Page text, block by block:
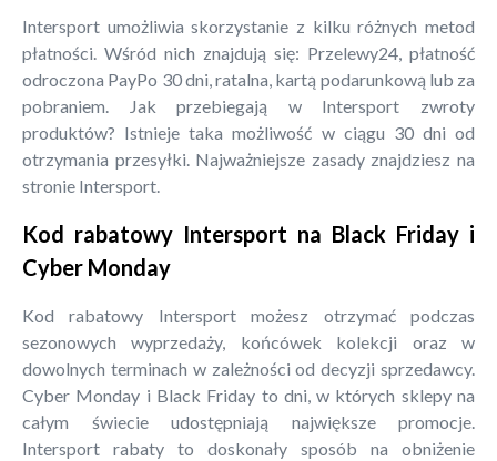
Intersport umożliwia skorzystanie z kilku różnych metod
płatności. Wśród nich znajdują się: Przelewy24, płatność
odroczona PayPo 30 dni, ratalna, kartą podarunkową lub za
pobraniem. Jak przebiegają w Intersport zwroty
produktów? Istnieje taka możliwość w ciągu 30 dni od
otrzymania przesyłki. Najważniejsze zasady znajdziesz na
stronie Intersport.
Kod rabatowy Intersport na Black Friday i
Cyber Monday
Kod rabatowy Intersport możesz otrzymać podczas
sezonowych wyprzedaży, końcówek kolekcji oraz w
dowolnych terminach w zależności od decyzji sprzedawcy.
Cyber Monday i Black Friday to dni, w których sklepy na
całym świecie udostępniają największe promocje.
Intersport rabaty to doskonały sposób na obniżenie